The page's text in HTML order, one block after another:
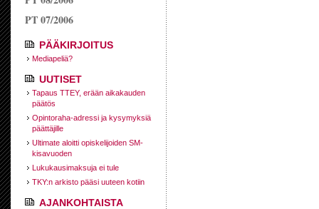
PT 07/2006
PÄÄKIRJOITUS
Mediapeliä?
UUTISET
Tapaus TTEY, erään aikakauden
päätös
Opintoraha-adressi ja kysymyksiä
päättäjille
Ultimate aloitti opiskelijoiden SM-
kisavuoden
Lukukausimaksuja ei tule
TKY:n arkisto pääsi uuteen kotiin
AJANKOHTAISTA